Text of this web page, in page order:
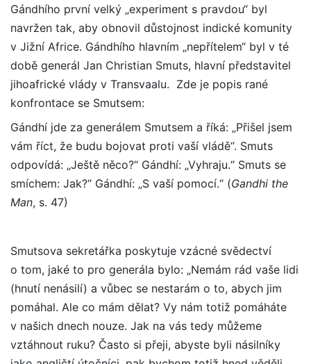
Gándhího první velký „experiment s pravdou“ byl
navržen tak, aby obnovil důstojnost indické komunity
v Jižní Africe. Gándhího hlavním „nepřítelem“ byl v té
době generál Jan Christian Smuts, hlavní představitel
jihoafrické vlády v Transvaalu. Zde je popis rané
konfrontace se Smutsem:
Gándhí jde za generálem Smutsem a říká: „Přišel jsem
vám říct, že budu bojovat proti vaší vládě“. Smuts
odpovídá: „Ještě něco?“ Gándhí: „Vyhraju.“ Smuts se
smíchem: Jak?“ Gándhí: „S vaší pomocí.“ (Gandhi the
Man, s. 47)
Smutsova sekretářka poskytuje vzácné svědectví
o tom, jaké to pro generála bylo: „Nemám rád vaše lidi
(hnutí nenásilí) a vůbec se nestarám o to, abych jim
pomáhal. Ale co mám dělat? Vy nám totiž pomáháte
v našich dnech nouze. Jak na vás tedy můžeme
vztáhnout ruku? Často si přeji, abyste byli násilníky